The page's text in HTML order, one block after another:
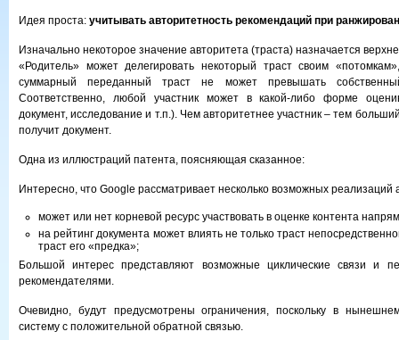
Идея проста: учитывать авторитетность рекомендаций при
Изначально некоторое значение авторитета (траста) назначается
«Родитель» может делегировать некоторый траст своим
суммарный переданный траст не может превышать
Соответственно, любой участник может в какой-либо форме
документ, исследование и т.п.). Чем авторитетнее участник – тем
получит документ.
Одна из иллюстраций патента, поясняющая сказанное:
Интересно, что Google рассматривает несколько возможных
может или нет корневой ресурс участвовать в оценке контента
на рейтинг документа может влиять не только траст
траст его «предка»;
Большой интерес представляют возможные циклические связи и
рекомендателями.
Очевидно, будут предусмотрены ограничения, поскольку в
систему с положительной обратной связью.